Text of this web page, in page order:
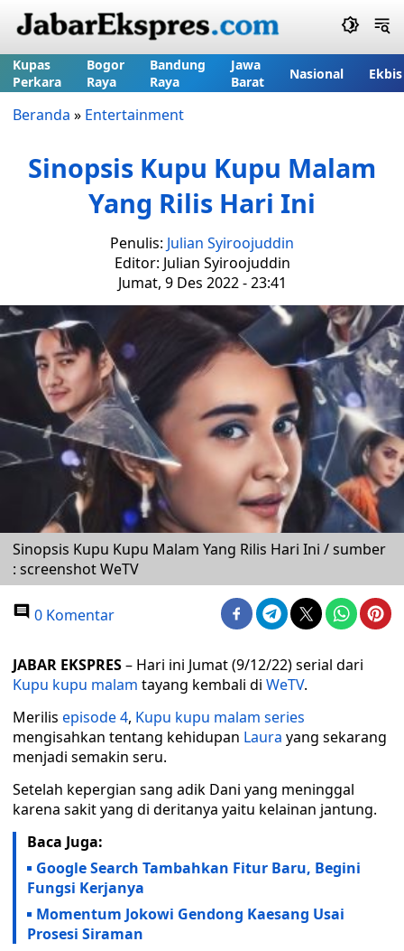
Kupas
Perkara
Bogor
Raya
Bandung
Raya
Jawa
Barat
Nasional Ekbis
Beranda » Entertainment
Sinopsis Kupu Kupu Malam
Yang Rilis Hari Ini
Penulis: Julian Syiroojuddin
Editor: Julian Syiroojuddin
Jumat, 9 Des 2022 - 23:41
Sinopsis Kupu Kupu Malam Yang Rilis Hari Ini / sumber
: screenshot WeTV
0 Komentar
JABAR EKSPRES– Hari ini Jumat (9/12/22) serial dari
Kupu kupu malam tayang kembali di WeTV.
Merilis episode 4, Kupu kupu malam series
mengisahkan tentang kehidupan Laura yang sekarang
menjadi semakin seru.
Setelah kepergian sang adik Dani yang meninggal
karena sakit yang di deritanya yaitu kelainan jantung.
Baca Juga:
Google Search Tambahkan Fitur Baru, Begini
Fungsi Kerjanya
Momentum Jokowi Gendong Kaesang Usai
Prosesi Siraman